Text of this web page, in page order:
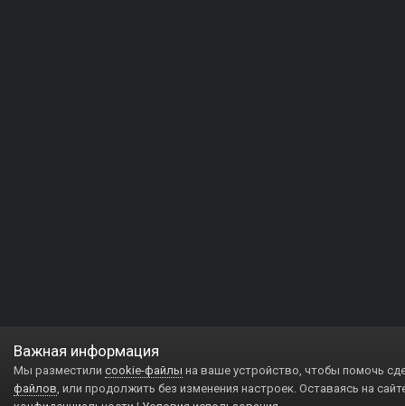
Важная информация
Мы разместили cookie-файлы на ваше устройство, чтобы помочь
файлов, или продолжить без изменения настроек. Оставаясь на